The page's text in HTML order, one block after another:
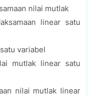
nilai mutlak
linear satu
variabel
mutlak linear satu
nilai mutlak linear